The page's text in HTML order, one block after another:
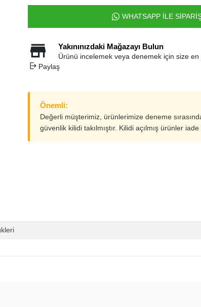
WHATSAPP İLE
Yakınınızdaki Mağazayı Bulun
Ürünü incelemek veya denemek için size en
Paylaş
Önemli:
Değerli müşterimiz, ürünlerimize deneme
güvenlik kilidi takılmıştır. Kilidi açılmış ürünler